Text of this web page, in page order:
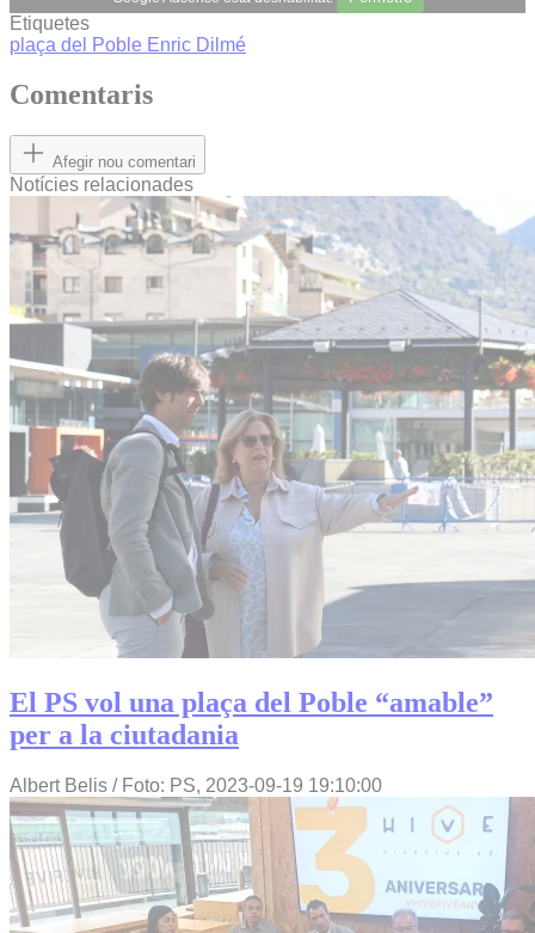
Etiquetes
plaça del Poble Enric Dilmé
Comentaris
Afegir nou comentari
Notícies relacionades
El PS vol una plaça del Poble “amable”
per a la ciutadania
Albert Belis / Foto: PS, 2023-09-19 19:10:00